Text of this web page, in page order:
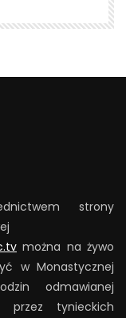
strony
można na żywo
w Monastycznej
odmawianej
przez tynieckich